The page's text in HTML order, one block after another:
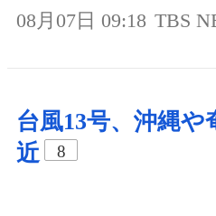
08月07日 09:18 TBS
台風13号、沖縄や
近
8